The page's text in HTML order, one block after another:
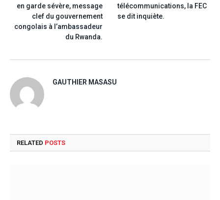
en garde sévère, message
clef du gouvernement
congolais à l’ambassadeur
du Rwanda.
télécommunications, la FEC
se dit inquiète.
GAUTHIER MASASU
RELATED POSTS